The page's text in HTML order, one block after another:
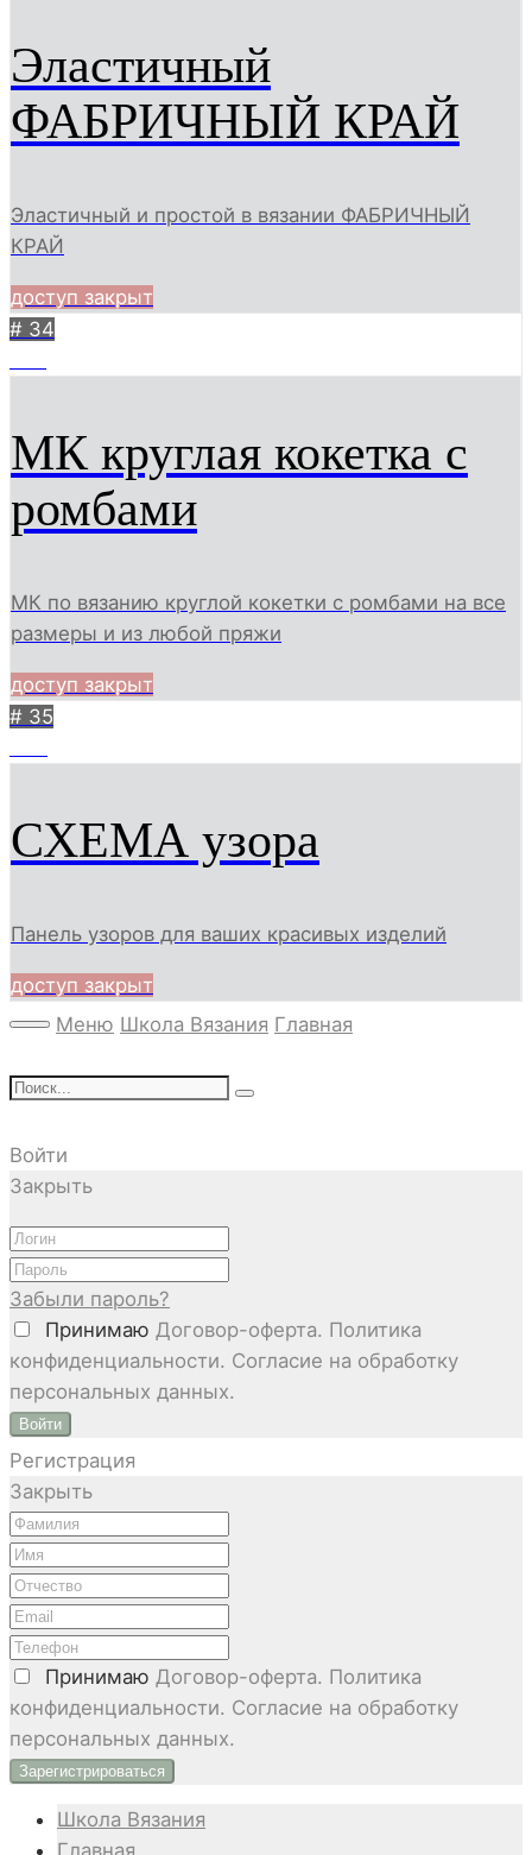
Эластичный
ФАБРИЧНЫЙ КРАЙ
Эластичный и простой в вязании ФАБРИЧНЫЙ
КРАЙ
доступ закрыт
# 34
МК круглая кокетка с
ромбами
МК по вязанию круглой кокетки с ромбами на все
размеры и из любой пряжи
доступ закрыт
# 35
СХЕМА узора
Панель узоров для ваших красивых изделий
доступ закрыт
Меню Школа Вязания Главная
Войти
Закрыть
Забыли пароль?
Принимаю Договор-оферта. Политика
конфиденциальности. Согласие на обработку
персональных данных.
Войти
Регистрация
Закрыть
Принимаю Договор-оферта. Политика
конфиденциальности. Согласие на обработку
персональных данных.
Школа Вязания